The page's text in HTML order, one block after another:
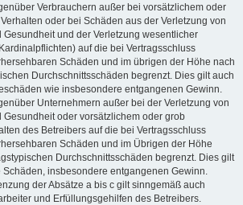
Verbrauchern außer bei vorsätzlichem oder
oder bei Schäden aus der Verletzung von
Gesundheit und der Verletzung wesentlicher
auf die bei Vertragsschluss
Schäden und im übrigen der Höhe nach
Durchschnittsschäden begrenzt. Dies gilt auch
wie insbesondere entgangenen Gewinn.
Unternehmern außer bei der Verletzung von
Gesundheit oder vorsätzlichem oder grob
des Betreibers auf die bei Vertragsschluss
Schäden und im Übrigen der Höhe
Durchschnittsschäden begrenzt. Dies gilt
insbesondere entgangenen Gewinn.
der Absätze a bis c gilt sinngemäß auch
und Erfüllungsgehilfen des Betreibers.